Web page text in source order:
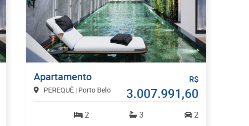
Apartamento
PEREQUÊ | Porto Belo
R$
3.007.991,60
2 3 2